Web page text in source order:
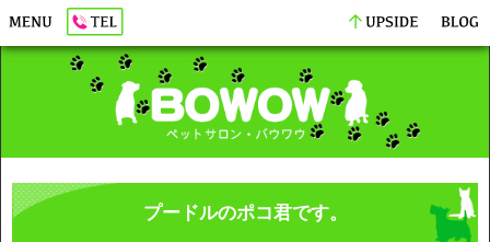
プードルのポコ君です。